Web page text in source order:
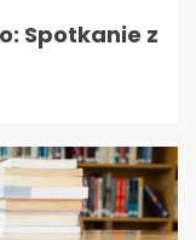
Spotkanie z